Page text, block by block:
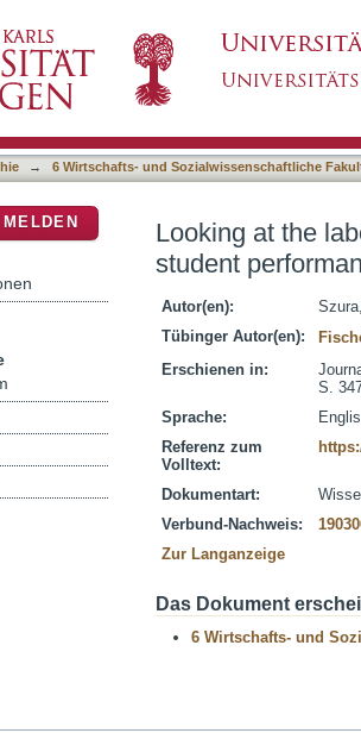
→ 6 Wirtschafts- und Sozialwissenschaftliche
Looking at the
student
Autor(en):
Tübinger Autor(en):
Erschienen in:
S.
Sprache:
Referenz zum
Volltext:
Dokumentart:
Verbund-Nachweis:
Zur Langanzeige
Das Dokument
6 Wirtschafts- und